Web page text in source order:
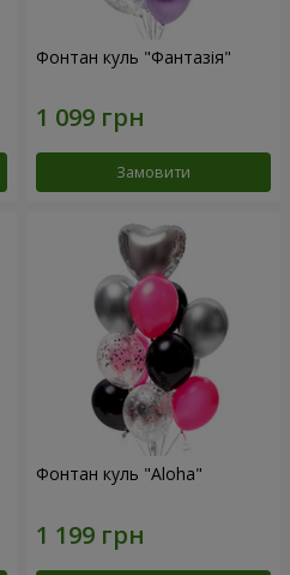
Фонтан куль "Фантазія"
Замовити
Фонтан куль "Aloha"